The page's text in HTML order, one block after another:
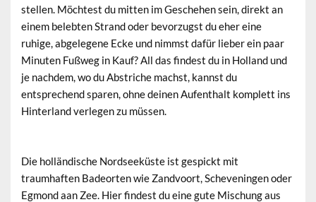
stellen. Möchtest du mitten im Geschehen sein, direkt an
einem belebten Strand oder bevorzugst du eher eine
ruhige, abgelegene Ecke und nimmst dafür lieber ein paar
Minuten Fußweg in Kauf? All das findest du in Holland und
je nachdem, wo du Abstriche machst, kannst du
entsprechend sparen, ohne deinen Aufenthalt komplett ins
Hinterland verlegen zu müssen.
Die holländische Nordseeküste ist gespickt mit
traumhaften Badeorten wie Zandvoort, Scheveningen oder
Egmond aan Zee. Hier findest du eine gute Mischung aus